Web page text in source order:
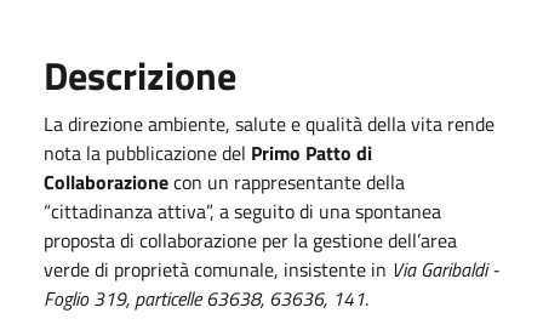
Descrizione
La direzione ambiente, salute e qualità della vita rende
nota la pubblicazione del Primo Patto di
Collaborazionecon un rappresentante della
“cittadinanza attiva”, a seguito di una spontanea
proposta di collaborazione per la gestione dell’area
verde di proprietà comunale, insistente in Via Garibaldi -
Foglio 319, particelle 63638, 63636, 141.